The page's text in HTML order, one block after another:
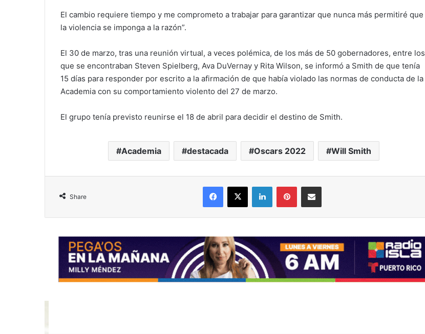
El cambio requiere tiempo y me comprometo a trabajar para garantizar que nunca más permitiré que
la violencia se imponga a la razón”.
El 30 de marzo, tras una reunión virtual, a veces polémica, de los más de 50 gobernadores, entre los
que se encontraban Steven Spielberg, Ava DuVernay y Rita Wilson, se informó a Smith de que tenía
15 días para responder por escrito a la afirmación de que había violado las normas de conducta de la
Academia con su comportamiento violento del 27 de marzo.
El grupo tenía previsto reunirse el 18 de abril para decidir el destino de Smith.
Academia destacada Oscars 2022 Will Smith
Share
Facebook
X LinkedInPinterestShare via Email